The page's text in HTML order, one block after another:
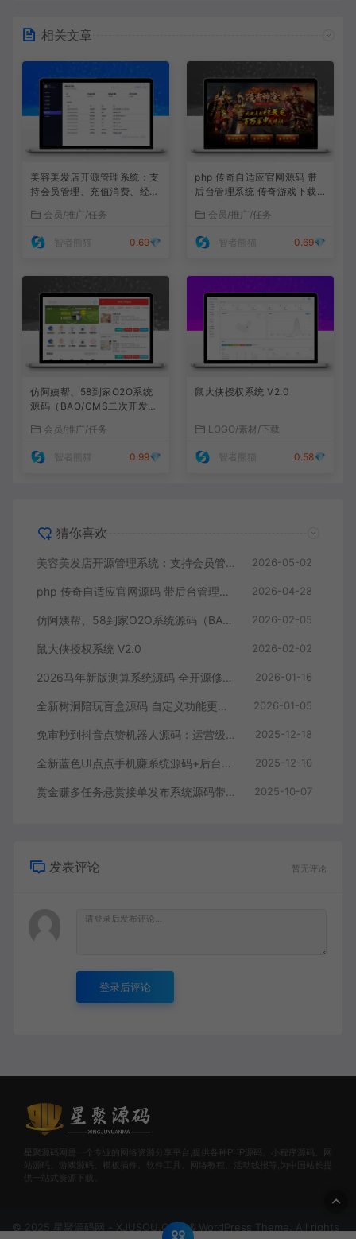
相关文章
美容美发店开源管理系统：支
持会员管理、充值消费、经营
会员/推广/任务
智者熊猫 0.69💎
php 传奇自适应官网源码 带
后台管理系统 传奇游戏下载
会员/推广/任务
智者熊猫 0.69💎
仿阿姨帮、58到家O2O系统
源码（BAO/CMS二次开发
会员/推广/任务
智者熊猫 0.99💎
鼠大侠授权系统 V2.0
LOGO/素材/下载
智者熊猫 0.58💎
猜你喜欢
美容美发店开源管理系统：支持会员管理、充值消费、经营分析的轻量工具 2026-05-02
php 传奇自适应官网源码 带后台管理系统 传奇游戏下载页网站源码 2026-04-28
仿阿姨帮、58到家O2O系统源码（BAO/CMS二次开发+七牛云） 2026-02-05
鼠大侠授权系统 V2.0 2026-02-02
2026马年新版测算系统源码 全开源修复版 支持易支付带教程 2026-01-16
全新树洞陪玩盲盒源码 自定义功能更丰富 2026-01-05
免审秒到抖音点赞机器人源码：运营级全套+自动挂机+抽奖插件一步到位 2025-12-18
全新蓝色UI点点手机赚系统源码+后台模板【无加密+去后门】 2025-12-10
赏金赚多任务悬赏接单发布系统源码带分销推广 2025-10-07
发表评论 暂无评论
登录后评论
星聚源码网是一个专业的网络资源分享平台,提供各种PHP源码、小程序源码、网
站源码、游戏源码、模板插件、软件工具、网络教程、活动线报等,为中国站长提
供一站式资源下载。
© 2025 星聚源码网 - XJUSOU.COM & WordPress Theme. All rights